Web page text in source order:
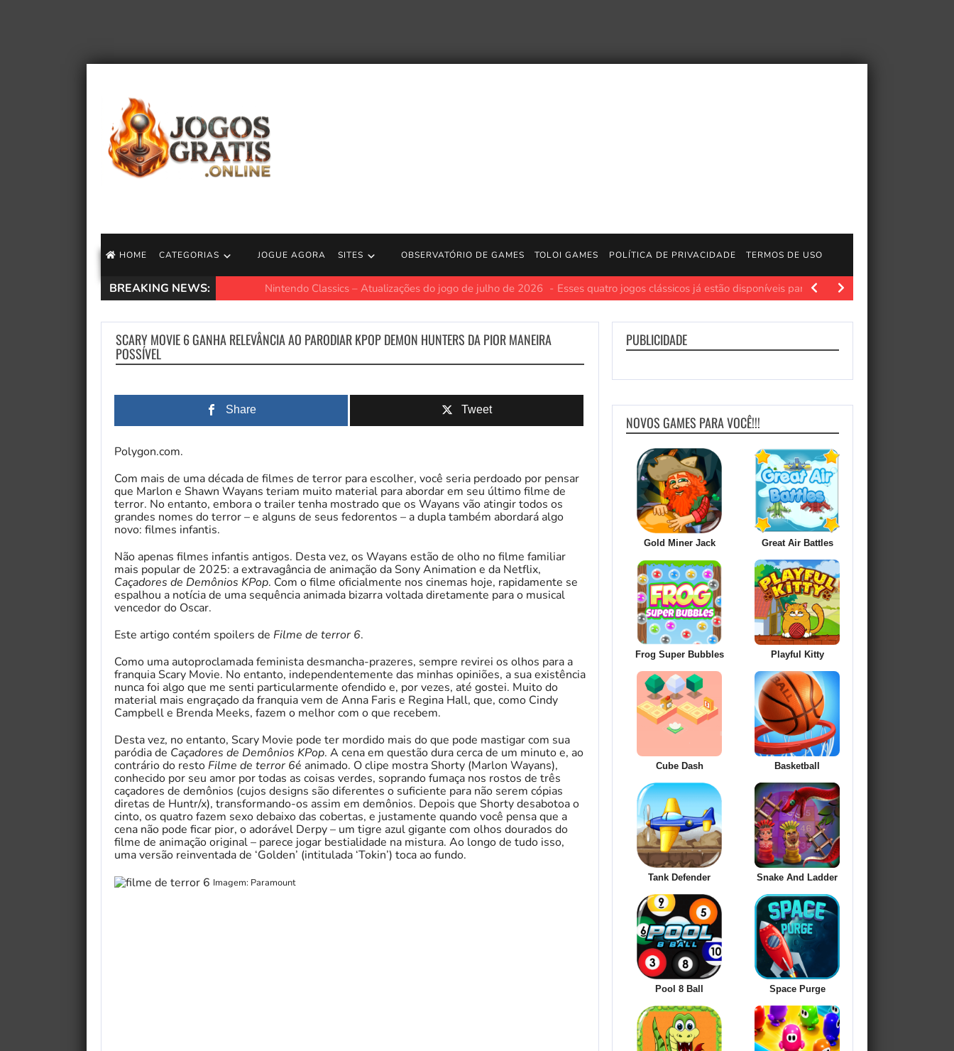
HOME CATEGORIAS JOGUE AGORA SITES OBSERVATÓRIO DE GAMES TOLOI GAMES POLÍTICA DE PRIVACIDADE TERMOS DE USO
BREAKING NEWS: Nintendo Classics – Atualizações do jogo de julho de 2026 Esses quatro jogos clássicos já estão disponíveis para jogar!…
SCARY MOVIE 6 GANHA RELEVÂNCIA AO PARODIAR KPOP DEMON HUNTERS DA PIOR MANEIRA
POSSÍVEL
Share Tweet
Polygon.com.
Com mais de uma década de filmes de terror para escolher, você seria perdoado por pensar
que Marlon e Shawn Wayans teriam muito material para abordar em seu último filme de
terror. No entanto, embora o trailer tenha mostrado que os Wayans vão atingir todos os
grandes nomes do terror – e alguns de seus fedorentos – a dupla também abordará algo
novo: filmes infantis.
Não apenas filmes infantis antigos. Desta vez, os Wayans estão de olho no filme familiar
mais popular de 2025: a extravagância de animação da Sony Animation e da Netflix,
Caçadores de Demônios KPop. Com o filme oficialmente nos cinemas hoje, rapidamente se
espalhou a notícia de uma sequência animada bizarra voltada diretamente para o musical
vencedor do Oscar.
Este artigo contém spoilers de Filme de terror 6.
Como uma autoproclamada feminista desmancha-prazeres, sempre revirei os olhos para a
franquia Scary Movie. No entanto, independentemente das minhas opiniões, a sua existência
nunca foi algo que me senti particularmente ofendido e, por vezes, até gostei. Muito do
material mais engraçado da franquia vem de Anna Faris e Regina Hall, que, como Cindy
Campbell e Brenda Meeks, fazem o melhor com o que recebem.
Desta vez, no entanto, Scary Movie pode ter mordido mais do que pode mastigar com sua
paródia de Caçadores de Demônios KPop. A cena em questão dura cerca de um minuto e, ao
contrário do resto Filme de terror 6é animado. O clipe mostra Shorty (Marlon Wayans),
conhecido por seu amor por todas as coisas verdes, soprando fumaça nos rostos de três
caçadores de demônios (cujos designs são diferentes o suficiente para não serem cópias
diretas de Huntr/x), transformando-os assim em demônios. Depois que Shorty desabotoa o
cinto, os quatro fazem sexo debaixo das cobertas, e justamente quando você pensa que a
cena não pode ficar pior, o adorável Derpy – um tigre azul gigante com olhos dourados do
filme de animação original – parece jogar bestialidade na mistura. Ao longo de tudo isso,
uma versão reinventada de ‘Golden’ (intitulada ‘Tokin’) toca ao fundo.
Imagem: Paramount
PUBLICIDADE
NOVOS GAMES PARA VOCÊ!!!
Gold Miner Jack Great Air Battles
Frog Super Bubbles Playful Kitty
Cube Dash Basketball
Tank Defender Snake And Ladder
Pool 8 Ball Space Purge